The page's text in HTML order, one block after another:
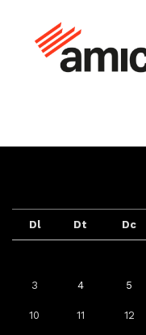
Dl Dt Dc
3 4 5
10 11 12